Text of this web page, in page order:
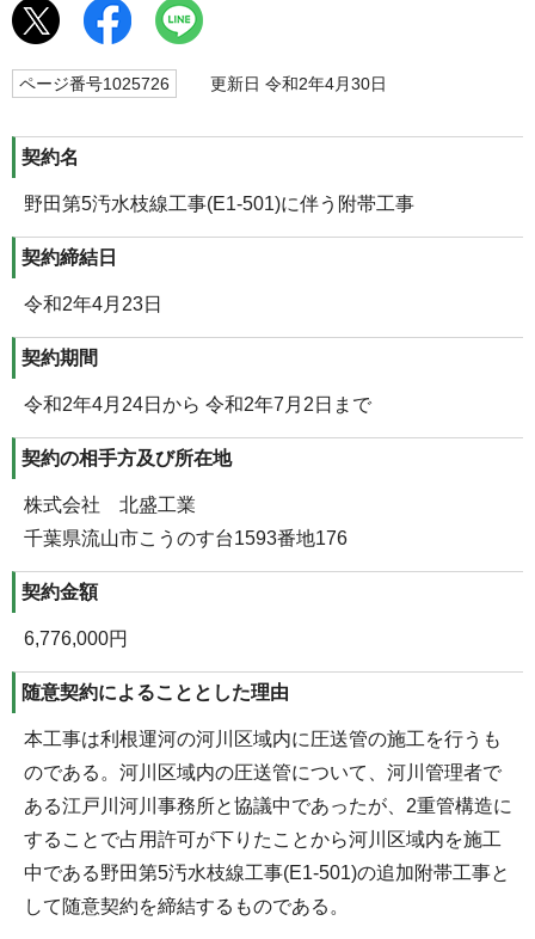
ページ番号1025726 更新日 令和2年4月30日
契約名
野田第5汚水枝線工事(E1-501)に伴う附帯工事
契約締結日
令和2年4月23日
契約期間
令和2年4月24日から 令和2年7月2日まで
契約の相手方及び所在地
株式会社 北盛工業
千葉県流山市こうのす台1593番地176
契約金額
6,776,000円
随意契約によることとした理由
本工事は利根運河の河川区域内に圧送管の施工を行うも
のである。河川区域内の圧送管について、河川管理者で
ある江戸川河川事務所と協議中であったが、2重管構造に
することで占用許可が下りたことから河川区域内を施工
中である野田第5汚水枝線工事(E1-501)の追加附帯工事と
して随意契約を締結するものである。